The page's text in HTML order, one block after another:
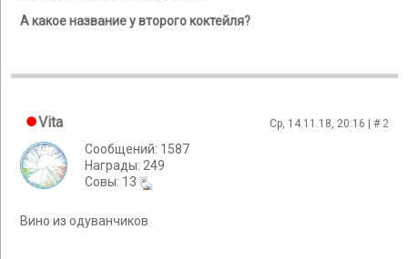
А какое название у второго коктейля?
Vita Ср, 14.11.18, 20:16 | # 2
Сообщений: 1587
Награды: 249
Cовы: 13
Вино из одуванчиков